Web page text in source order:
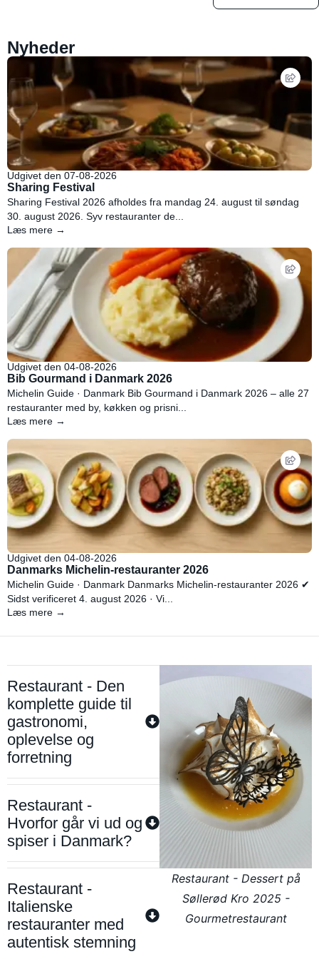
Nyheder
Udgivet den 07-08-2026
Sharing Festival
Sharing Festival 2026 afholdes fra mandag 24. august til søndag
30. august 2026. Syv restauranter de...
Læs mere →
Udgivet den 04-08-2026
Bib Gourmand i Danmark 2026
Michelin Guide · Danmark Bib Gourmand i Danmark 2026 – alle 27
restauranter med by, køkken og prisni...
Læs mere →
Udgivet den 04-08-2026
Danmarks Michelin-restauranter 2026
Michelin Guide · Danmark Danmarks Michelin-restauranter 2026 ✔
Sidst verificeret 4. august 2026 · Vi...
Læs mere →
Restaurant - Den
komplette guide til
gastronomi,
oplevelse og
forretning
Restaurant -
Hvorfor går vi ud og
spiser i Danmark?
Restaurant -
Italienske
restauranter med
autentisk stemning
Restaurant - Dessert på
Søllerød Kro 2025 -
Gourmetrestaurant